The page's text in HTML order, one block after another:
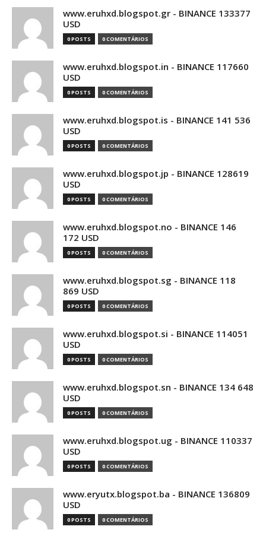
www.eruhxd.blogspot.gr - BINANCE 133377
USD
0 POSTS 0 COMENTÁRIOS
www.eruhxd.blogspot.in - BINANCE 117660
USD
0 POSTS 0 COMENTÁRIOS
www.eruhxd.blogspot.is - BINANCE 141 536
USD
0 POSTS 0 COMENTÁRIOS
www.eruhxd.blogspot.jp - BINANCE 128619
USD
0 POSTS 0 COMENTÁRIOS
www.eruhxd.blogspot.no - BINANCE 146
172 USD
0 POSTS 0 COMENTÁRIOS
www.eruhxd.blogspot.sg - BINANCE 118
869 USD
0 POSTS 0 COMENTÁRIOS
www.eruhxd.blogspot.si - BINANCE 114051
USD
0 POSTS 0 COMENTÁRIOS
www.eruhxd.blogspot.sn - BINANCE 134 648
USD
0 POSTS 0 COMENTÁRIOS
www.eruhxd.blogspot.ug - BINANCE 110337
USD
0 POSTS 0 COMENTÁRIOS
www.eryutx.blogspot.ba - BINANCE 136809
USD
0 POSTS 0 COMENTÁRIOS